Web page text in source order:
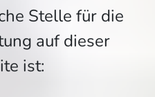
Stelle für die
auf dieser
ist: